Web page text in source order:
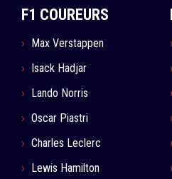
F1 COUREURS
Max Verstappen
Isack Hadjar
Lando Norris
Oscar Piastri
Charles Leclerc
Lewis Hamilton